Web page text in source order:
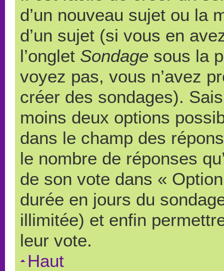
d’un nouveau sujet ou la
d’un sujet (si vous en
l’onglet Sondage sous la
voyez pas, vous n’avez
créer des sondages).
moins deux options
dans le champ des
le nombre de réponses
de son vote dans «
durée en jours du
illimitée) et enfin
leur vote.
Haut